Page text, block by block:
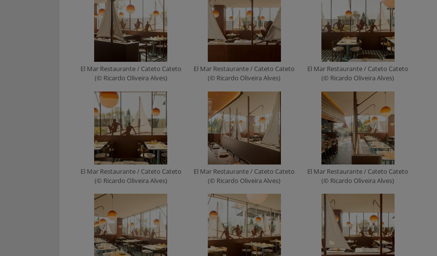
El Mar Restaurante / Cateto Cateto
(© Ricardo Oliveira Alves)
El Mar Restaurante / Cateto Cateto
(© Ricardo Oliveira Alves)
El Mar Restaurante / Cateto Cateto
(© Ricardo Oliveira Alves)
El Mar Restaurante / Cateto Cateto
(© Ricardo Oliveira Alves)
El Mar Restaurante / Cateto Cateto
(© Ricardo Oliveira Alves)
El Mar Restaurante / Cateto Cateto
(© Ricardo Oliveira Alves)